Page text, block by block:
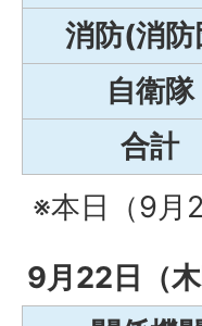
消防(消防
自衛隊
合計
※本日（9月
9月22日（